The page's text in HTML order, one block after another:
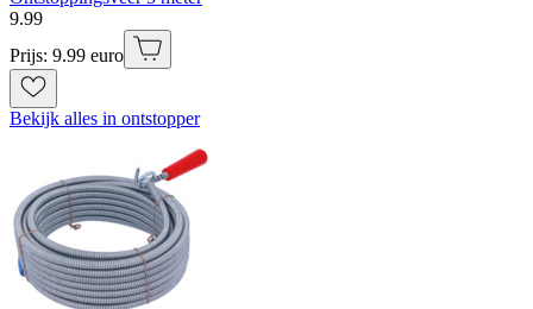
9.99
Prijs: 9.99 euro
Bekijk alles in ontstopper